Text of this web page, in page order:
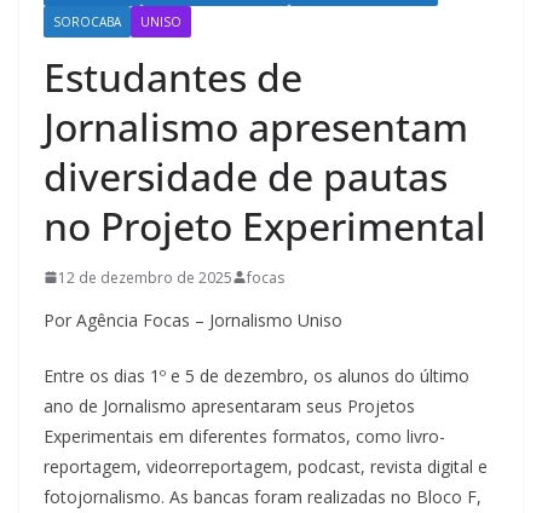
SOROCABA
UNISO
Estudantes de
Jornalismo apresentam
diversidade de pautas
no Projeto Experimental
12 de dezembro de 2025 focas
Por Agência Focas – Jornalismo Uniso
Entre os dias 1º e 5 de dezembro, os alunos do último
ano de Jornalismo apresentaram seus Projetos
Experimentais em diferentes formatos, como livro-
reportagem, videorreportagem, podcast, revista digital e
fotojornalismo. As bancas foram realizadas no Bloco F,